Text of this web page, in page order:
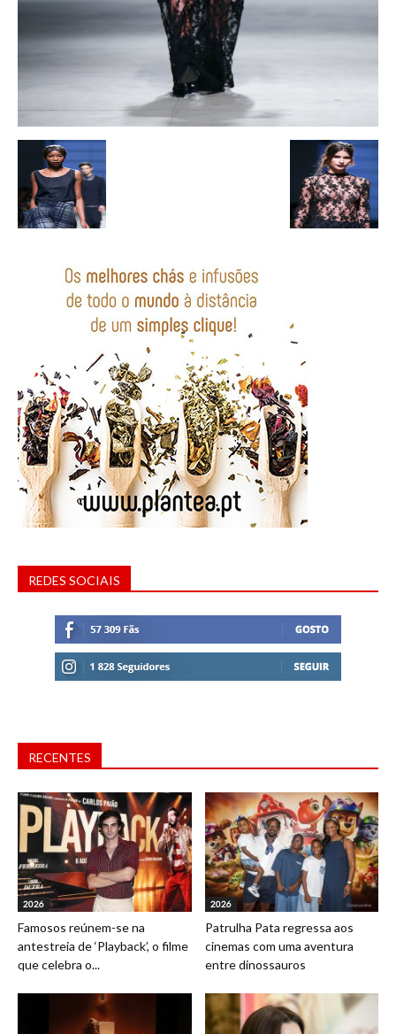
REDES SOCIAIS
RECENTES
2026
Famosos reúnem-se na
antestreia de ‘Playback’, o filme
que celebra o...
2026
Patrulha Pata regressa aos
cinemas com uma aventura
entre dinossauros